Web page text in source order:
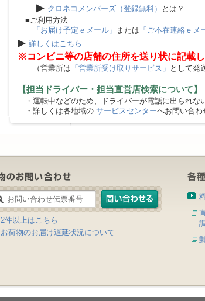
▶ クロネコメンバーズ（登録無料）
とは？
■ご利用方法
「お届け予定ｅメール」 または 「ご不在連絡ｅメ
▶ 詳しくはこちら
※コンビニ等の店舗の住所を送り状に記載
（営業所は 「営業所受け取りサービス」 として発
【担当ドライバー・担当直営店検索について】
・運転中などのため、ドライバーが電話に出られな
・詳しくは各地域の サービスセンターへお問い合わ
2件以上はこちら
お荷物のお届け遅延状況について